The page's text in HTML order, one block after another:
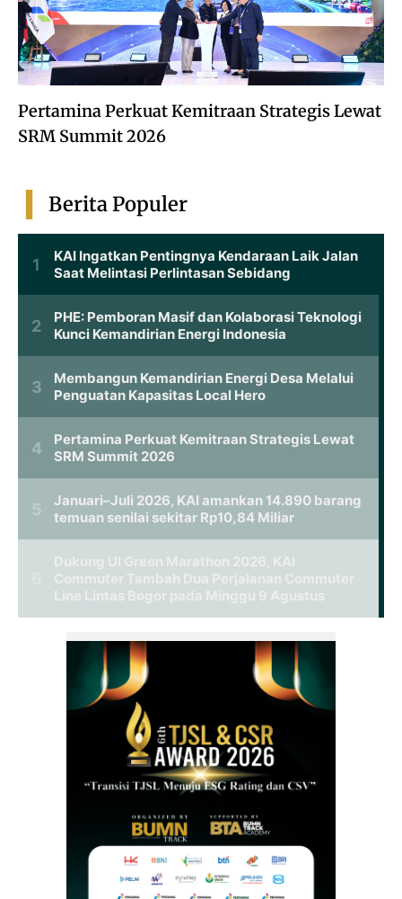
Pertamina Perkuat Kemitraan Strategis Lewat
SRM Summit 2026
Berita Populer